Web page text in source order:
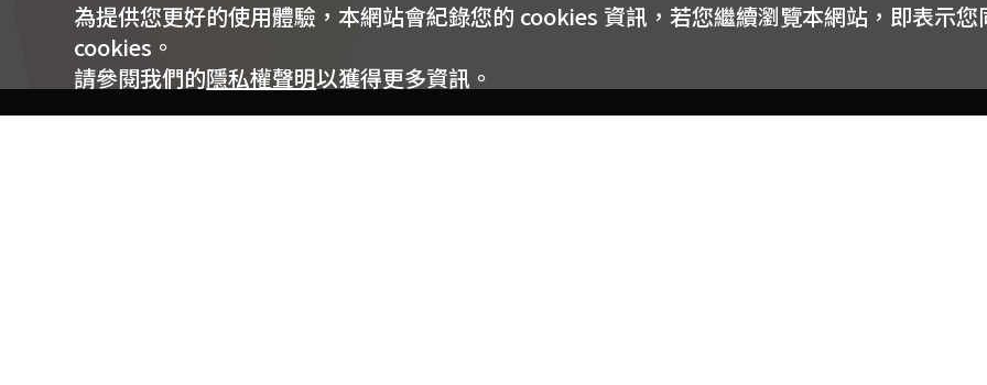
為提供您更好的使用體驗，本網站會紀錄您的 cookies 資訊，若您繼續瀏覽本網站，即表示您
cookies。
請參閱我們的隱私權聲明以獲得更多資訊。